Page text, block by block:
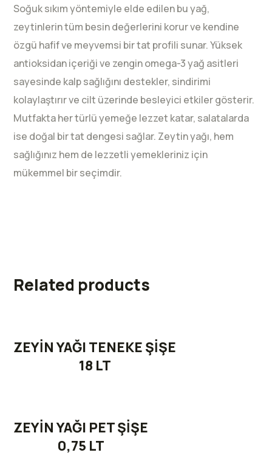
Soğuk sıkım yöntemiyle elde edilen bu yağ,
zeytinlerin tüm besin değerlerini korur ve kendine
özgü hafif ve meyvemsi bir tat profili sunar. Yüksek
antioksidan içeriği ve zengin omega-3 yağ asitleri
sayesinde kalp sağlığını destekler, sindirimi
kolaylaştırır ve cilt üzerinde besleyici etkiler gösterir.
Mutfakta her türlü yemeğe lezzet katar, salatalarda
ise doğal bir tat dengesi sağlar. Zeytin yağı, hem
sağlığınız hem de lezzetli yemekleriniz için
mükemmel bir seçimdir.
Related products
ZEYİN YAĞI TENEKE ŞİŞE
18 LT
ZEYİN YAĞI PET ŞİŞE
0,75 LT